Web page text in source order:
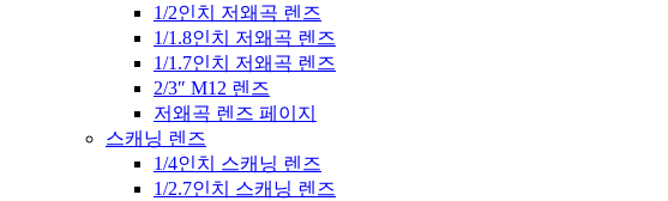
1/2인치 저왜곡 렌즈
1/1.8인치 저왜곡 렌즈
1/1.7인치 저왜곡 렌즈
2/3″ M12 렌즈
저왜곡 렌즈 페이지
스캐닝 렌즈
1/4인치 스캐닝 렌즈
1/2.7인치 스캐닝 렌즈